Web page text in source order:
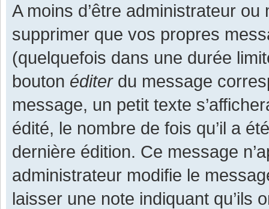
A moins d’être administrateur
supprimer que vos propres
(quelquefois dans une durée
bouton éditerdu message
message, un petit texte
édité, le nombre de fois qu’il a
dernière édition. Ce message
administrateur modifie le
laisser une note indiquant qu’ils